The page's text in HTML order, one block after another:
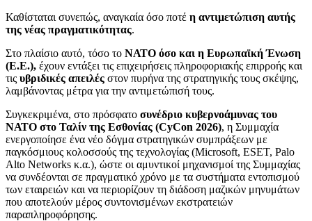
Καθίσταται συνεπώς, αναγκαία όσο ποτέ η αντιμετώπιση αυτής
της νέας πραγματικότητας.
Στο πλαίσιο αυτό, τόσο το ΝΑΤΟ όσο και η Ευρωπαϊκή Ένωση
(Ε.Ε.), έχουν εντάξει τις επιχειρήσεις πληροφοριακής επιρροής και
τις υβριδικές απειλές στον πυρήνα της στρατηγικής τους σκέψης,
λαμβάνοντας μέτρα για την αντιμετώπισή τους.
Συγκεκριμένα, στο πρόσφατο συνέδριο κυβερνοάμυνας του
ΝΑΤΟ στο Ταλίν της Εσθονίας (CyCon 2026), η Συμμαχία
ενεργοποίησε ένα νέο δόγμα στρατηγικών συμπράξεων με
παγκόσμιους κολοσσούς της τεχνολογίας (Microsoft, ESET, Palo
Alto Networks κ.α.), ώστε οι αμυντικοί μηχανισμοί της Συμμαχίας
να συνδέονται σε πραγματικό χρόνο με τα συστήματα εντοπισμού
των εταιρειών και να περιορίζουν τη διάδοση μαζικών μηνυμάτων
που αποτελούν μέρος συντονισμένων εκστρατειών
παραπληροφόρησης.